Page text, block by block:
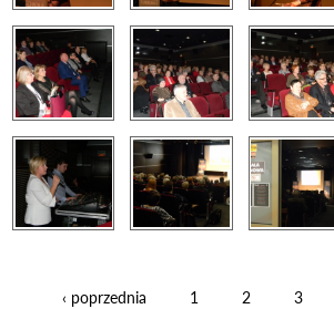
‹ poprzednia 1 2 3